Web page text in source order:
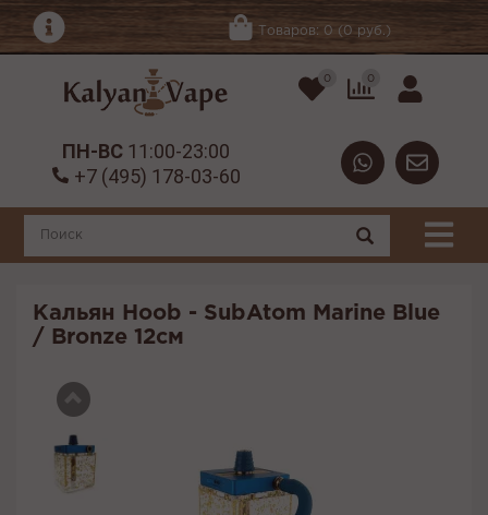
Товаров: 0 (0 руб.)
0 0
ПН-ВС 11:00-23:00
+7 (495) 178-03-60
Кальян Hoob - SubAtom Marine Blue
/ Bronze 12см